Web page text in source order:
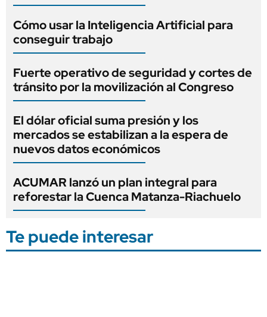
Cómo usar la Inteligencia Artificial para
conseguir trabajo
Fuerte operativo de seguridad y cortes de
tránsito por la movilización al Congreso
El dólar oficial suma presión y los
mercados se estabilizan a la espera de
nuevos datos económicos
ACUMAR lanzó un plan integral para
reforestar la Cuenca Matanza-Riachuelo
Te puede interesar